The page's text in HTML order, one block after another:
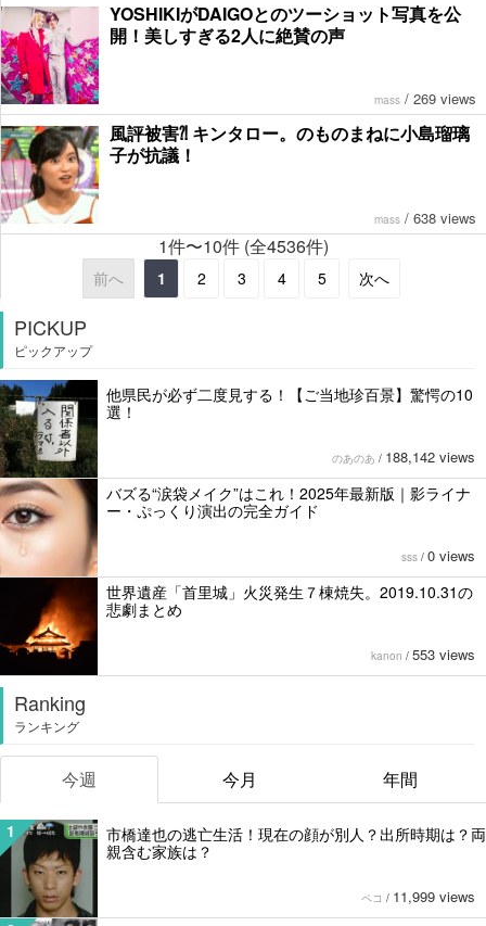
YOSHIKIがDAIGOとのツーショット写真を公
開！美しすぎる2人に絶賛の声
mass / 269 views
風評被害⁈ キンタロー。のものまねに小島瑠璃
子が抗議！
mass / 638 views
1件〜10件 (全4536件)
前へ 1 2 3 4 5 次へ
PICKUP
ピックアップ
他県民が必ず二度見する！【ご当地珍百景】驚愕の10
選！
のあのあ / 188,142 views
バズる“涙袋メイク”はこれ！2025年最新版｜影ライナ
ー・ぷっくり演出の完全ガイド
sss / 0 views
世界遺産「首里城」火災発生７棟焼失。2019.10.31の
悲劇まとめ
kanon / 553 views
Ranking
ランキング
今週 今月 年間
1
市橋達也の逃亡生活！現在の顔が別人？出所時期は？両
親含む家族は？
ペコ / 11,999 views